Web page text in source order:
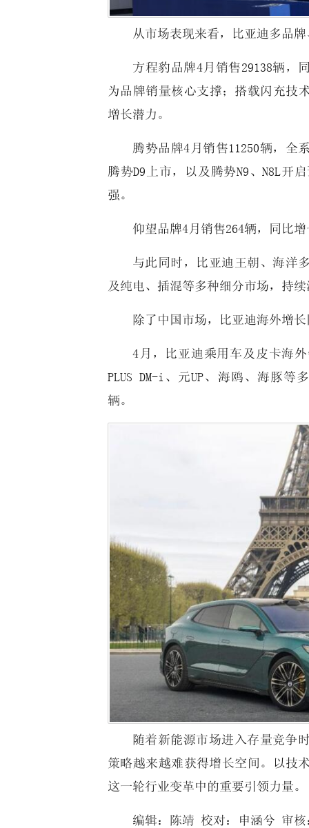
从市场表现来看，比亚迪多品
方程豹品牌4月销售29138辆，
为品牌销量核心支撑；搭载闪充技
增长潜力。
腾势品牌4月销售11250辆，全
腾势D9上市，以及腾势N9、N8L开
强。
仰望品牌4月销售264辆，同比
与此同时，比亚迪王朝、海洋
及纯电、插混等多种细分市场，持
除了中国市场，比亚迪海外增
4月，比亚迪乘用车及皮卡海
PLUS DM-i、元UP、海鸥、海豚等
辆。
随着新能源市场进入存量竞争
策略越来越难获得增长空间。以技
这一轮行业变革中的重要引领力量。
编辑：陈靖 校对：申涵兮 审核